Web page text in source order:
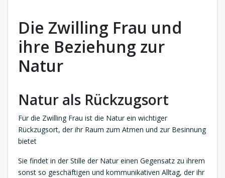
Die Zwilling Frau und
ihre Beziehung zur
Natur
Natur als Rückzugsort
Für die Zwilling Frau ist die Natur ein wichtiger
Rückzugsort, der ihr Raum zum Atmen und zur Besinnung
bietet
Sie findet in der Stille der Natur einen Gegensatz zu ihrem
sonst so geschäftigen und kommunikativen Alltag, der ihr